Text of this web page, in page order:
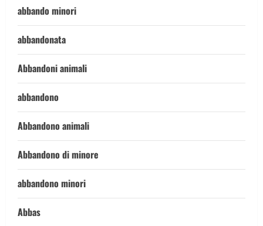
abbando minori
abbandonata
Abbandoni animali
abbandono
Abbandono animali
Abbandono di minore
abbandono minori
Abbas